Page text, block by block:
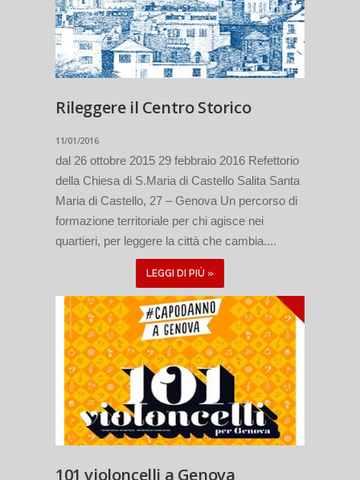
Rileggere il Centro Storico
11/01/2016
dal 26 ottobre 2015 29 febbraio 2016 Refettorio
della Chiesa di S.Maria di Castello Salita Santa
Maria di Castello, 27 – Genova Un percorso di
formazione territoriale per chi agisce nei
quartieri, per leggere la città che cambia....
LEGGI DI PIÙ »
101 violoncelli a Genova